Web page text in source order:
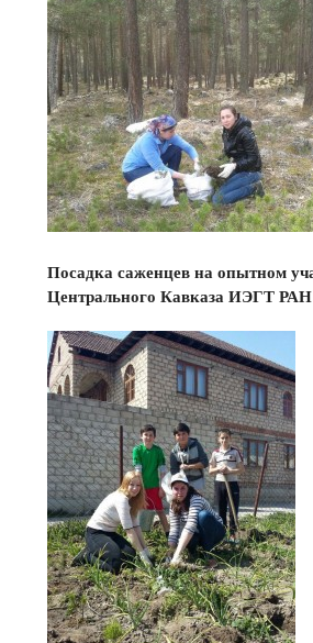
Посадка саженцев на опытном
Центрального Кавказа ИЭГТ